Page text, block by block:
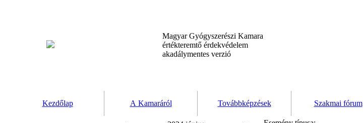
Magyar Gyógyszerészi Kamara
értékteremtő érdekvédelem
akadálymentes verzió
Kezdőlap A Kamaráról Továbbképzések Szakmai fórum